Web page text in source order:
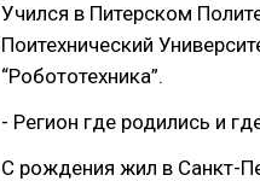
Учился в Питерском
Поитехнический
“Робототехника”.
- Регион где родились и
С рождения жил в Санкт-